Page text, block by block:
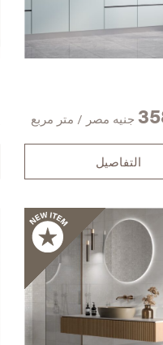
جنيه مصر / متر مربع
التفاصيل